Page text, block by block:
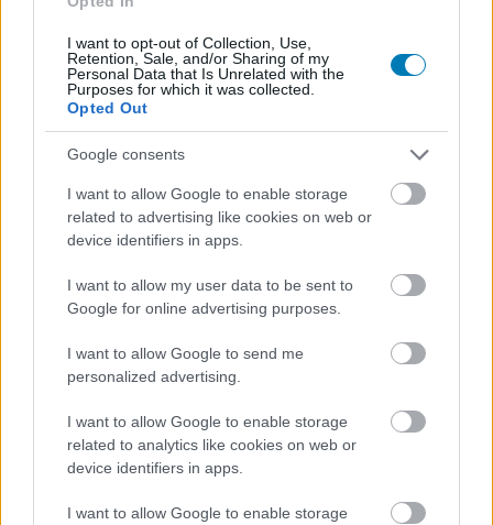
I want to opt-out of Collection, Use,
Retention, Sale, and/or Sharing of my
Personal Data that Is Unrelated with the
Purposes for which it was collected.
Opted Out
Google consents
I want to allow Google to enable storage
related to advertising like cookies on web or
device identifiers in apps.
I want to allow my user data to be sent to
Google for online advertising purposes.
I want to allow Google to send me
personalized advertising.
I want to allow Google to enable storage
related to analytics like cookies on web or
device identifiers in apps.
I want to allow Google to enable storage
nem is volt ilyesmi, ehelyett beértük azzal, hogy van egy
unalmas fehér (vagy inkább fehérszerű) házunk, egy
olyan billentyűzetünk, amiben még megvan a gombok
legtöbbje, illetve egy egér, amin van legalább egy görgő
vagy valami ahhoz hasonló.